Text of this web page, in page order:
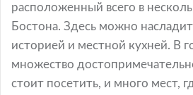
расположенный всего в
Бостона. Здесь можно
историей и местной кухней. В
множество
стоит посетить, и много мест,